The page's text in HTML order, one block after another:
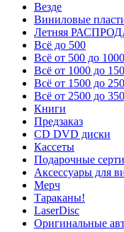
Везде
Виниловые
Летняя
Всё до 500
Всё от 500 до 1000
Всё от 1000 до
Всё от 1500 до
Всё от 2500 до
Книги
Предзаказ
CD DVD диски
Кассеты
Подарочные
Аксессуары для
Мерч
Тараканы!
LaserDisc
Оригинальные